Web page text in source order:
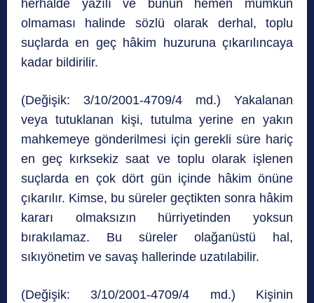
herhalde yazılı ve bunun hemen mümkün
olmaması halinde sözlü olarak derhal, toplu
suçlarda en geç hâkim huzuruna çıkarılıncaya
kadar bildirilir.
(Değişik: 3/10/2001-4709/4 md.) Yakalanan
veya tutuklanan kişi, tutulma yerine en yakın
mahkemeye gönderilmesi için gerekli süre hariç
en geç kırksekiz saat ve toplu olarak işlenen
suçlarda en çok dört gün içinde hâkim önüne
çıkarılır. Kimse, bu süreler geçtikten sonra hâkim
kararı olmaksızın hürriyetinden yoksun
bırakılamaz. Bu süreler olağanüstü hal,
sıkıyönetim ve savaş hallerinde uzatılabilir.
(Değişik: 3/10/2001-4709/4 md.)
Kişinin